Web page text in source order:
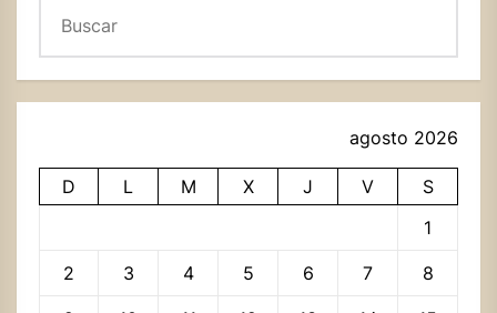
agosto 2026
D L M X J V
S
1
2 3 4 5 6 7 8